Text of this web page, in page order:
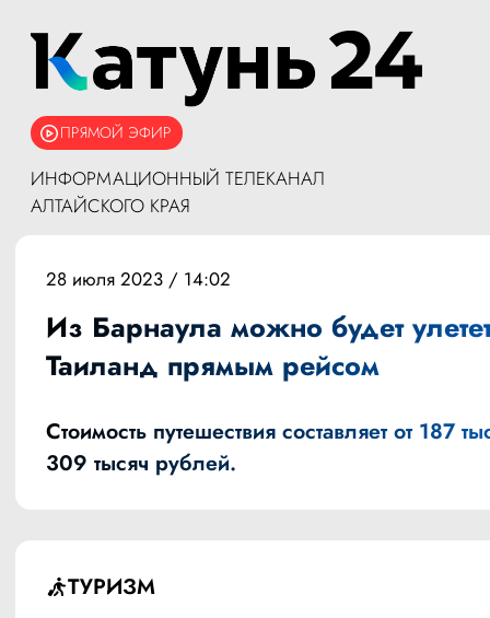
ПРЯМОЙ ЭФИР
ИНФОРМАЦИОННЫЙ ТЕЛЕКАНАЛ
АЛТАЙСКОГО КРАЯ
ТУРИЗМ
28 июля 2023 / 14:02
Из Барнаула можно будет
Таиланд прямым рейсом
Стоимость путешествия составляет от 187
309 тысяч рублей.